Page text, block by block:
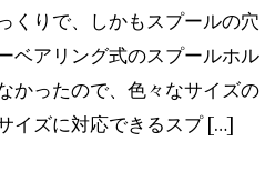
くりで、しかもスプールの穴
ベアリング式のスプールホル
かったので、色々なサイズの
イズに対応できるスプ […]